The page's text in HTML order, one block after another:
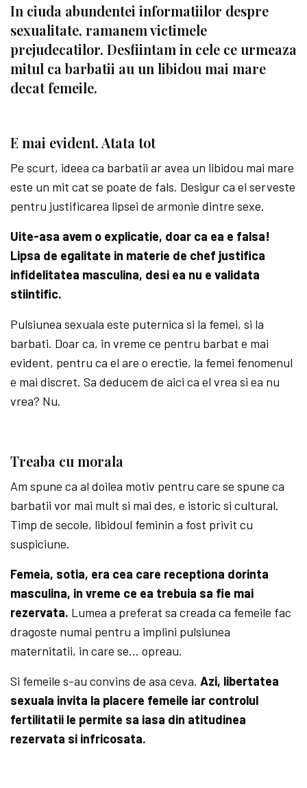
In ciuda abundentei informatiilor despre
sexualitate, ramanem victimele
prejudecatilor. Desfiintam in cele ce urmeaza
mitul ca barbatii au un libidou mai mare
decat femeile.
E mai evident. Atata tot
Pe scurt, ideea ca barbatii ar avea un libidou mai mare
este un mit cat se poate de fals. Desigur ca el serveste
pentru justificarea lipsei de armonie dintre sexe.
Uite-asa avem o explicatie, doar ca ea e falsa!
Lipsa de egalitate in materie de chef justifica
infidelitatea masculina, desi ea nu e validata
stiintific.
Pulsiunea sexuala este puternica si la femei, si la
barbati. Doar ca, in vreme ce pentru barbat e mai
evident, pentru ca el are o erectie, la femei fenomenul
e mai discret. Sa deducem de aici ca el vrea si ea nu
vrea? Nu.
Treaba cu morala
Am spune ca al doilea motiv pentru care se spune ca
barbatii vor mai mult si mai des, e istoric si cultural.
Timp de secole, libidoul feminin a fost privit cu
suspiciune.
Femeia, sotia, era cea care receptiona dorinta
masculina, in vreme ce ea trebuia sa fie mai
rezervata. Lumea a preferat sa creada ca femeile fac
dragoste numai pentru a implini pulsiunea
maternitatii, in care se… opreau.
Si femeile s-au convins de asa ceva.Azi, libertatea
sexuala invita la placere femeile iar controlul
fertilitatii le permite sa iasa din atitudinea
rezervata si infricosata.